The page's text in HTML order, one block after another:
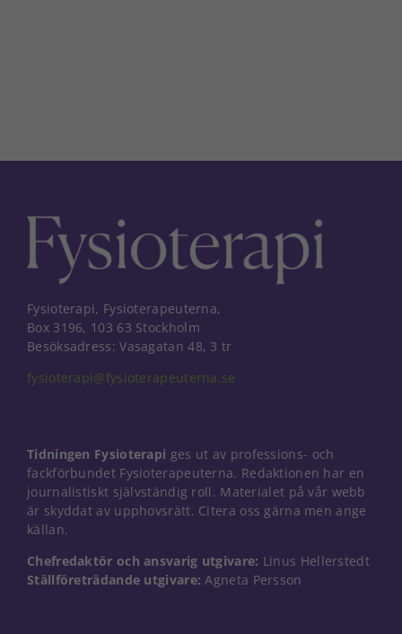
Fysioterapi, Fysioterapeuterna,
Box 3196, 103 63 Stockholm
Besöksadress: Vasagatan 48, 3 tr
fysioterapi@fysioterapeuterna.se
Tidningen Fysioterapi ges ut av professions- och
fackförbundet Fysioterapeuterna. Redaktionen har en
journalistiskt självständig roll. Materialet på vår webb
är skyddat av upphovsrätt. Citera oss gärna men ange
källan.
Chefredaktör och ansvarig utgivare: Linus Hellerstedt
Ställföreträdande utgivare: Agneta Persson
Nödvändiga
Dessa kakor